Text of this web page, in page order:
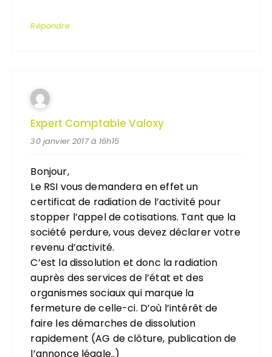
Répondre
Expert Comptable Valoxy
30 janvier 2017 à 16h15
Bonjour,
Le RSI vous demandera en effet un
certificat de radiation de l’activité pour
stopper l’appel de cotisations. Tant que la
société perdure, vous devez déclarer votre
revenu d’activité.
C’est la dissolution et donc la radiation
auprès des services de l’état et des
organismes sociaux qui marque la
fermeture de celle-ci. D’où l’intérêt de
faire les démarches de dissolution
rapidement (AG de clôture, publication de
l’annonce légale..)